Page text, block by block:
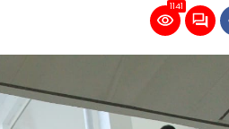
1141